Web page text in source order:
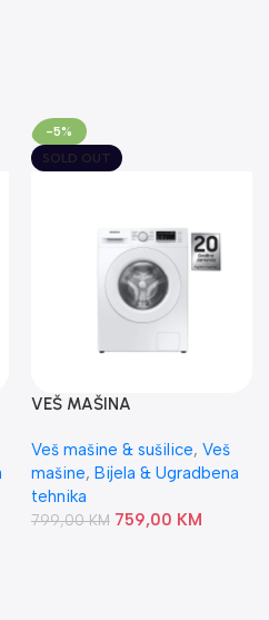
-5%
SOLD OUT
VEŠ MAŠINA
Veš mašine & sušilice, Veš
mašine, Bijela & Ugradbena
tehnika
799,00KM 759,00 KM